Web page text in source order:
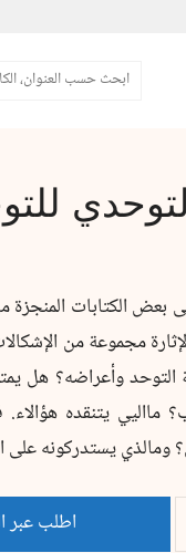
البحث
بعض الكتابات
مجموعة من
التوحد وأعراضه؟ هل
مااليي يتنقده
ومالذي يستدركونه على
اطلب عبر